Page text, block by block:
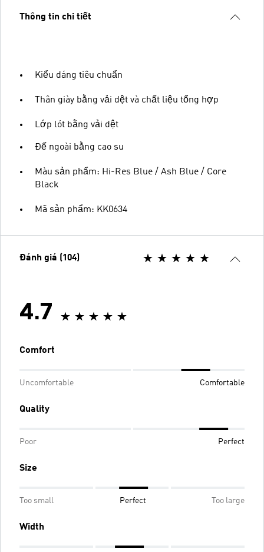
Thông tin chi tiết
Kiểu dáng tiêu chuẩn
Thân giày bằng vải dệt và chất liệu tổng hợp
Lớp lót bằng vải dệt
Đế ngoài bằng cao su
Màu sản phẩm: Hi-Res Blue / Ash Blue / Core
Black
Mã sản phẩm: KK0634
Đánh giá (104)
4.7
Comfort
Uncomfortable Comfortable
Quality
Poor Perfect
Size
Too small Perfect Too large
Width